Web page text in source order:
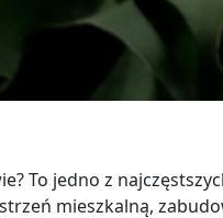
To jedno z
mieszkalną,